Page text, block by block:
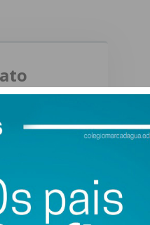
informação